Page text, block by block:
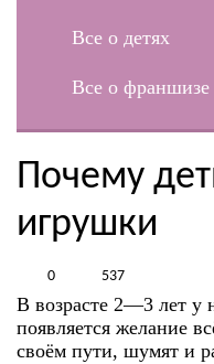
Все о детях
Все о франшизе
Почему
игрушки
0 537
В возрасте 2—3 лет у
появляется желание
своём пути, шумят и